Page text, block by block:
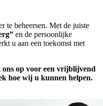
te beheersen. Met de juiste
en de persoonlijke
u aan een toekomst met
ons op voor een vrijblijvend
hoe wij u kunnen helpen.